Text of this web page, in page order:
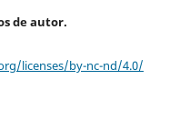
de autor.
licenses/by-nc-nd/4.0/